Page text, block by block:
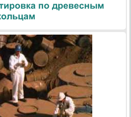
по древесным